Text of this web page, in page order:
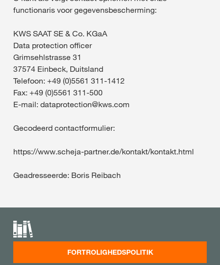
functionaris voor gegevensbescherming:
KWS SAAT SE & Co. KGaA
Data protection officer
Grimsehlstrasse 31
37574 Einbeck, Duitsland
Telefoon: +49 (0)5561 311-1412
Fax: +49 (0)5561 311-500
E-mail: dataprotection@kws.com
Gecodeerd contactformulier:
https://www.scheja-partner.de/kontakt/kontakt.html
Geadresseerde: Boris Reibach
FORTROLIGHEDSPOLITIK